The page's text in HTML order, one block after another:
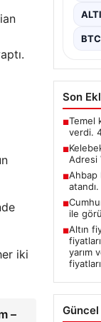
iki
–
BTC
Son
■Temel
verdi.
■
Adresi
■Ahbap
■
ile
■Altın
yarım
fiyatları
Güncel